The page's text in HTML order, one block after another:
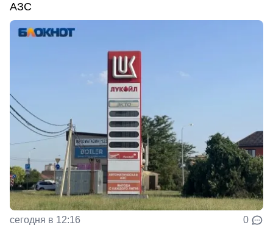
АЗС
сегодня в 12:16 0